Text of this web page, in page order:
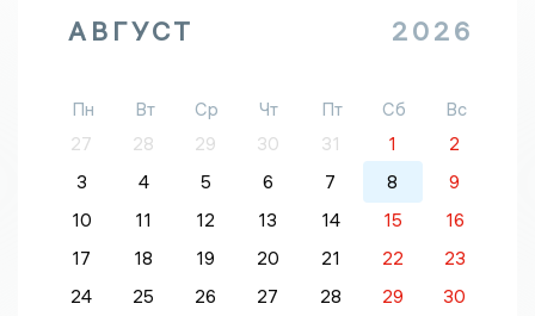
АВГУСТ 2026
Пн Вт Ср Чт Пт Сб
Вс
27
28 29 30 31 1
2
3
4 5 6 7 8
9
10
11 12 13 14 15
16
17
18 19 20 21 22
23
24
25 26 27 28 29 30